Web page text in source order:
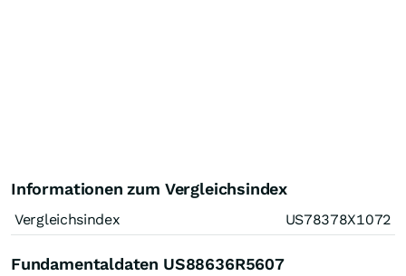
Informationen zum Vergleichsindex
Vergleichsindex US78378X1072
Fundamentaldaten US88636R5607